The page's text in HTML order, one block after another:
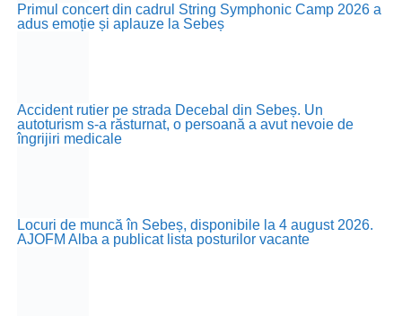
Primul concert din cadrul String Symphonic Camp 2026 a
adus emoție și aplauze la Sebeș
Accident rutier pe strada Decebal din Sebeș. Un
autoturism s-a răsturnat, o persoană a avut nevoie de
îngrijiri medicale
Locuri de muncă în Sebeș, disponibile la 4 august 2026.
AJOFM Alba a publicat lista posturilor vacante